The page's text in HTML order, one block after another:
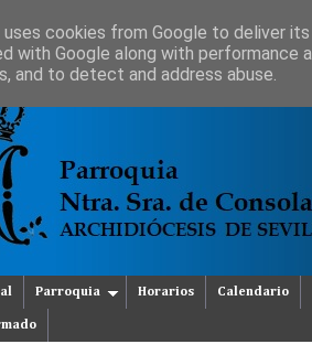
Parroquia Horarios Calendario
cookies from Google to deliver
with Google along with
and to detect and address abuse.